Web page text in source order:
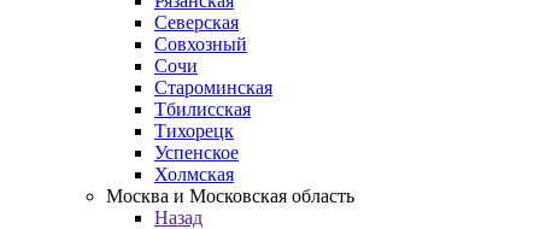
Северская
Совхозный
Сочи
Староминская
Тбилисская
Тихорецк
Успенское
Холмская
Москва и Московская область
Назад